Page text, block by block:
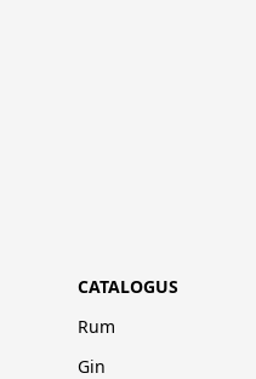
CATALOGUS
Rum
Gin